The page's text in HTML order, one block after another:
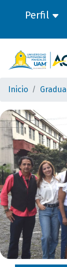
Perfil
Inicio